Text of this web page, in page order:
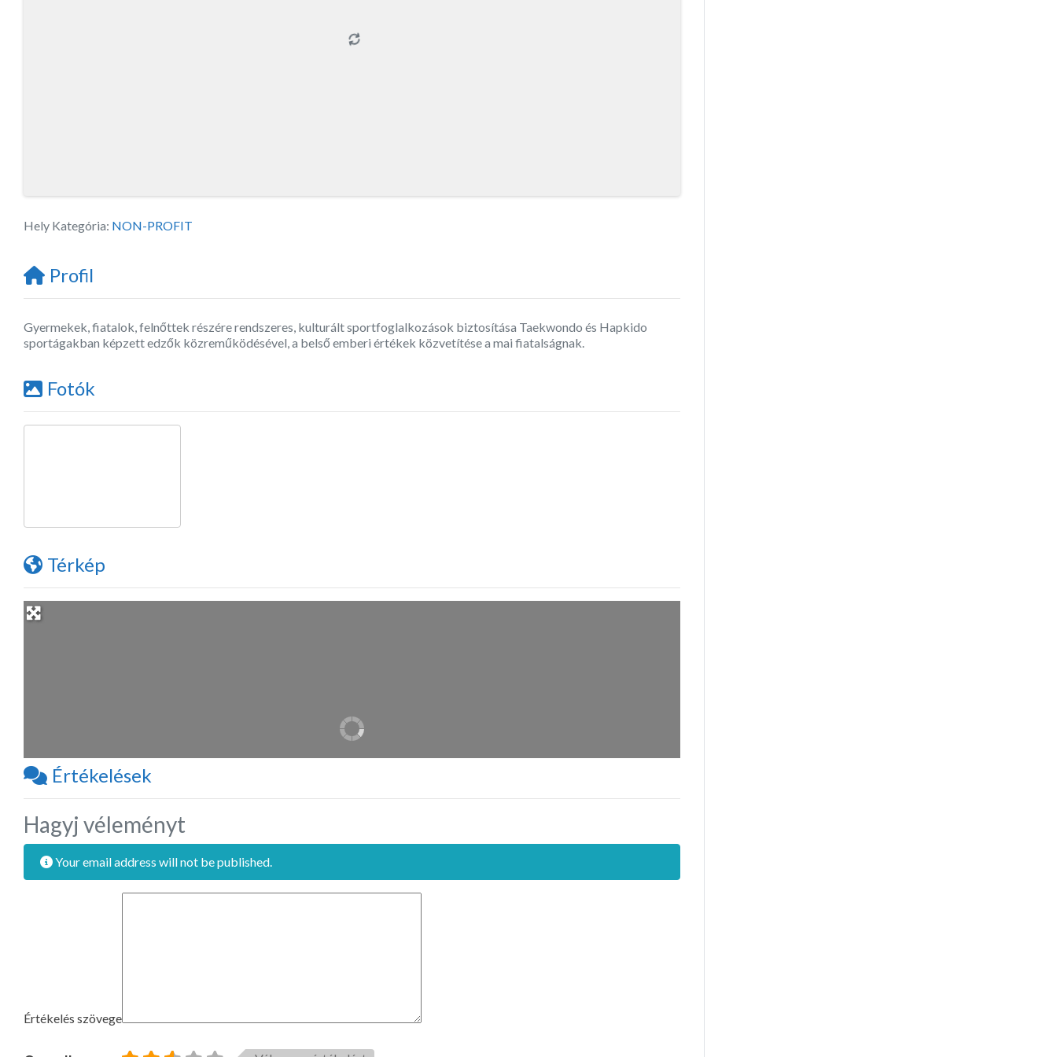
Hely Kategória: NON-PROFIT
Profil
Gyermekek, fiatalok, felnőttek részére rendszeres, kulturált sportfoglalkozások biztosítása Taekwondo és Hapkido
sportágakban képzett edzők közreműködésével, a belső emberi értékek közvetítése a mai fiatalságnak.
Fotók
Térkép
Értékelések
Hagyj véleményt
Your email address will not be published.
Értékelés szövege